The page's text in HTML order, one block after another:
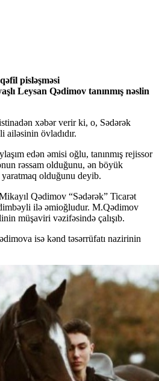
pisləşməsi
Leysan Qədimov tanınmış nəslin
xəbər verir ki, o, Sədərək
ailəsinin övladıdır.
edən əmisi oğlu, tanınmış rejissor
rəssam olduğunu, ən böyük
olduğunu deyib.
Qədimov “Sədərək” Ticarət
ilə əmioğludur. M.Qədimov
müşaviri vəzifəsində çalışıb.
isə kənd təsərrüfatı nazirinin